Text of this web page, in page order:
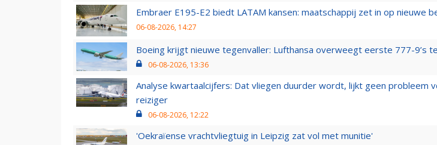
Embraer E195-E2 biedt LATAM kansen: maatschappij zet in op nieuwe
06-08-2026, 14:27
Boeing krijgt nieuwe tegenvaller: Lufthansa overweegt eerste 777-9’s
06-08-2026, 13:36
Analyse kwartaalcijfers: Dat vliegen duurder wordt, lijkt geen probleem
reiziger
06-08-2026, 12:22
'Oekraïense vrachtvliegtuig in Leipzig zat vol met munitie'